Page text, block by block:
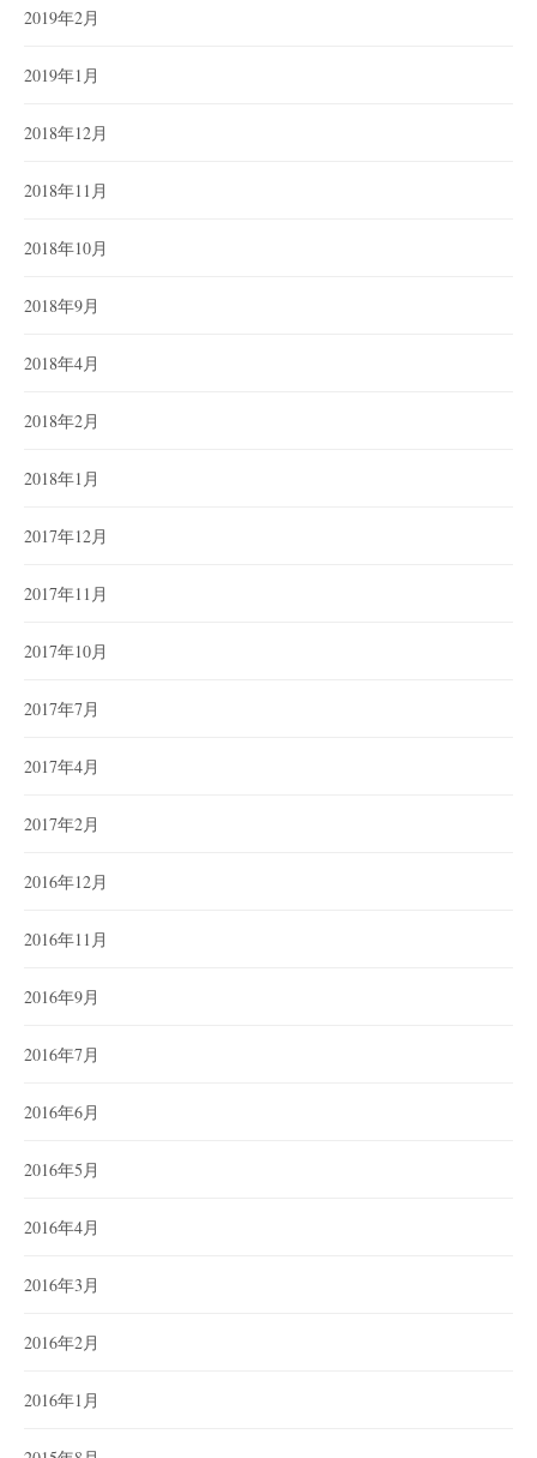
2019年2月
2019年1月
2018年12月
2018年11月
2018年10月
2018年9月
2018年4月
2018年2月
2018年1月
2017年12月
2017年11月
2017年10月
2017年7月
2017年4月
2017年2月
2016年12月
2016年11月
2016年9月
2016年7月
2016年6月
2016年5月
2016年4月
2016年3月
2016年2月
2016年1月